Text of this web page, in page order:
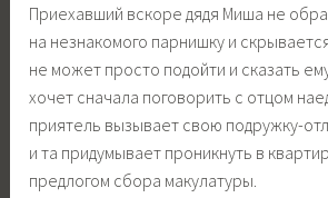
Приехавший вскоре дядя Миша не
на незнакомого парнишку и
не может просто подойти и сказать
хочет сначала поговорить с отцом
приятель вызывает свою подружку-
и та придумывает проникнуть в
предлогом сбора макулатуры.